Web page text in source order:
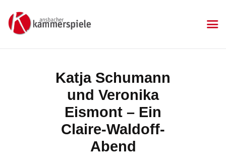
Katja Schumann
und Veronika
Eismont – Ein
Claire-Waldoff-
Abend
KAMMERSPIELE
Aktuelles
Kartenkauf
Die Kammerspiele
Mitgliedschaft
Gastronomie
Sponsoren